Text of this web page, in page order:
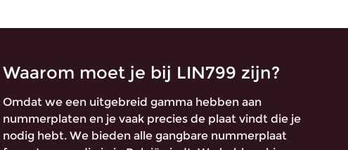
Waarom moet je bij LIN799 zijn?
Omdat we een uitgebreid gamma hebben aan
nummerplaten en je vaak precies de plaat vindt die je
nodig hebt. We bieden alle gangbare nummerplaat